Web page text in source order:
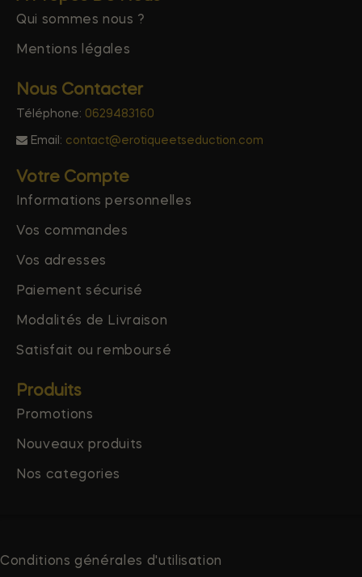
Qui sommes nous ?
Mentions légales
Nous Contacter
Téléphone: 0629483160
Email: contact@erotiqueetseduction.com
Votre Compte
Informations personnelles
Vos commandes
Vos adresses
Paiement sécurisé
Modalités de Livraison
Satisfait ou remboursé
Produits
Promotions
Nouveaux produits
Nos categories
Conditions générales d'utilisation